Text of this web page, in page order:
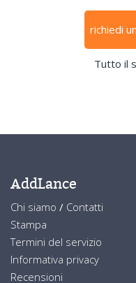
richiedi
Tutto il
AddLance
Chi siamo / Contatti
Stampa
Termini del servizio
Informativa privacy
Recensioni